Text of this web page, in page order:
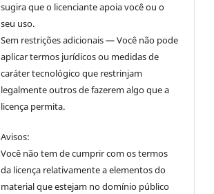
sugira que o licenciante apoia você ou o
seu uso.
Sem restrições adicionais — Você não pode
aplicar termos jurídicos ou medidas de
caráter tecnológico que restrinjam
legalmente outros de fazerem algo que a
licença permita.
Avisos:
Você não tem de cumprir com os termos
da licença relativamente a elementos do
material que estejam no domínio público